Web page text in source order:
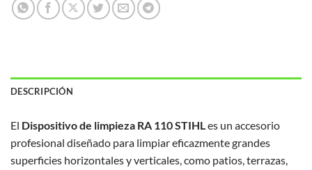
DESCRIPCIÓN
El Dispositivo de limpieza RA 110 STIHLes un accesorio
profesional diseñado para limpiar eficazmente grandes
superficies horizontales y verticales, como patios, terrazas,